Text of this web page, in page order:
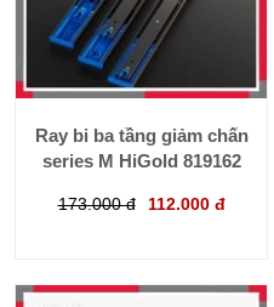
Ray bi ba tầng giảm chấn
series M HiGold 819162
173.000 đ 112.000 đ